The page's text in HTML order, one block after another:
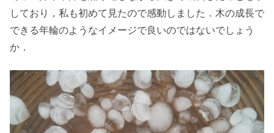
しており，私も初めて見たので感動しました．木の成長で
できる年輪のようなイメージで良いのではないでしょう
か．